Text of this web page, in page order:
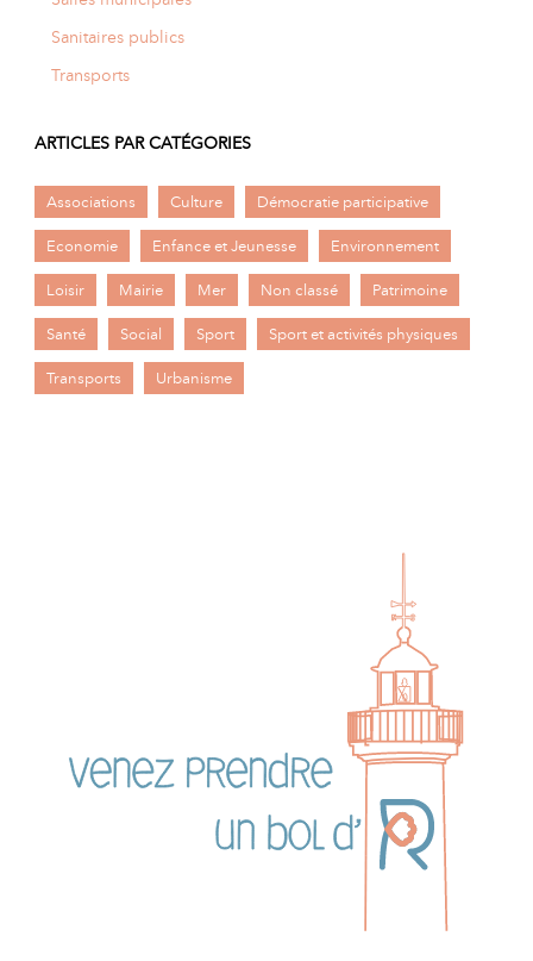
Sanitaires publics
Transports
ARTICLES PAR CATÉGORIES
Associations Culture Démocratie participative
Economie Enfance et Jeunesse Environnement
Loisir Mairie Mer Non classé Patrimoine
Santé Social Sport Sport et activités physiques
Transports Urbanisme